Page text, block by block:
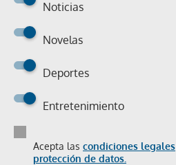
Noticias
Novelas
Deportes
Entretenimiento
Acepta las condiciones legales
protección de datos.